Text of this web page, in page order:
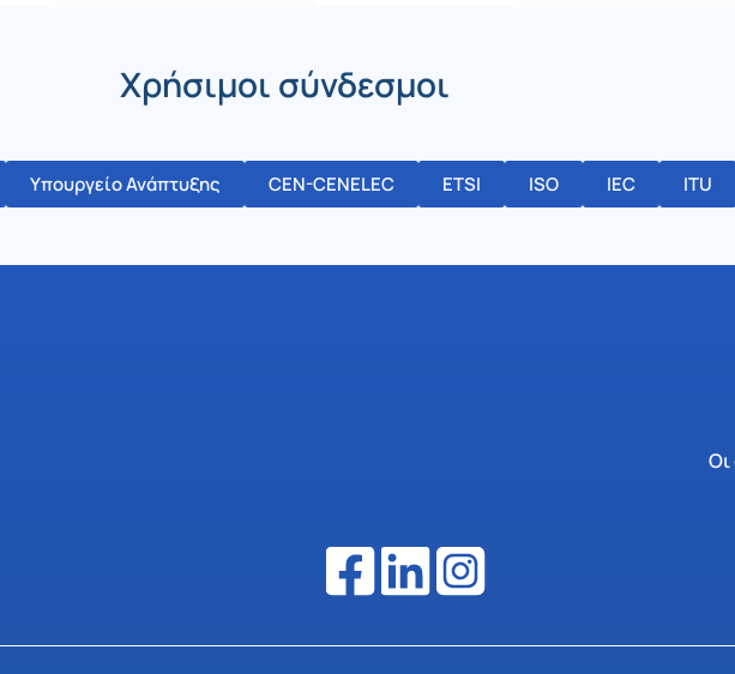
Χρήσιμοι σύνδεσμοι
Υπουργείο Ανάπτυξης CEN-CENELEC ETSI ISO IEC ITU
Οι